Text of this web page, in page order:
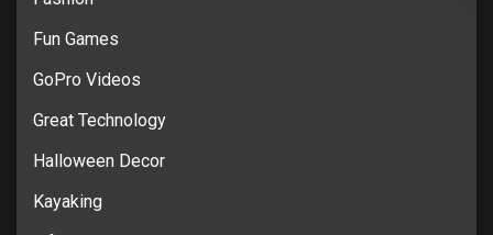
Fun Games
GoPro Videos
Great Technology
Halloween Decor
Kayaking